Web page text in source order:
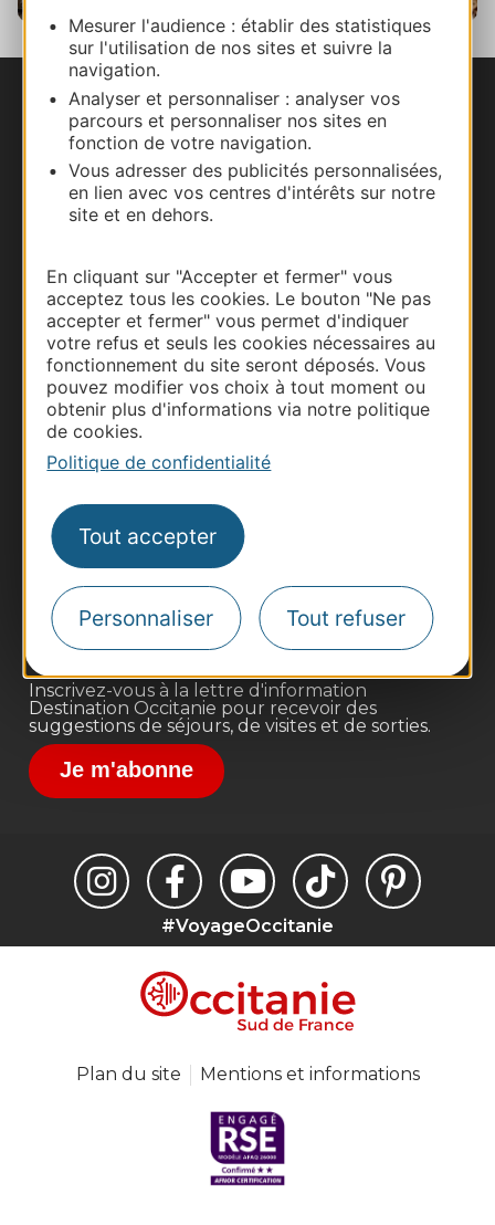
Mesurer l'audience : établir des statistiques
sur l'utilisation de nos sites et suivre la
navigation.
Analyser et personnaliser : analyser vos
parcours et personnaliser nos sites en
fonction de votre navigation.
Vous adresser des publicités personnalisées,
en lien avec vos centres d'intérêts sur notre
site et en dehors.
En cliquant sur "Accepter et fermer" vous
acceptez tous les cookies. Le bouton "Ne pas
accepter et fermer" vous permet d'indiquer
votre refus et seuls les cookies nécessaires au
fonctionnement du site seront déposés. Vous
pouvez modifier vos choix à tout moment ou
obtenir plus d'informations via notre politique
de cookies.
Politique de confidentialité
Tout accepter
Personnaliser Tout refuser
Truffes blanches d'été
Nous contacter
Carte interactive
Documentation
Business/Mice
Pros d'Occitanie
Site presse et d'influence
Voyagistes
Destination Sport
Inscrivez-vous à la lettre d'information
Destination Occitanie pour recevoir des
suggestions de séjours, de visites et de sorties.
Je m'abonne
#VoyageOccitanie
Plan du site Mentions et informations